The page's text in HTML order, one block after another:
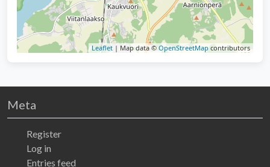
Leaflet | Map data © OpenStreetMap contributors
Meta
Register
Log in
Entries feed